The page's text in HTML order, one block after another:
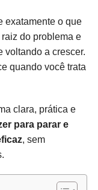
exatamente o que
do problema e
voltando a crescer.
quando você trata
clara, prática e
para parar e
, sem